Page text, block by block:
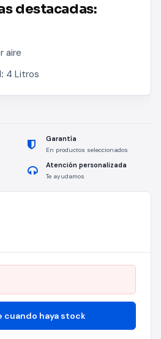
destacadas:
aire
4 Litros
Garantía
En productos seleccionados
Atención personalizada
Te ayudamos
cuando haya stock